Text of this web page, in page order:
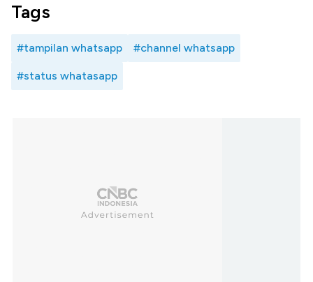
Tags
#tampilan whatsapp #channel whatsapp
#status whatasapp